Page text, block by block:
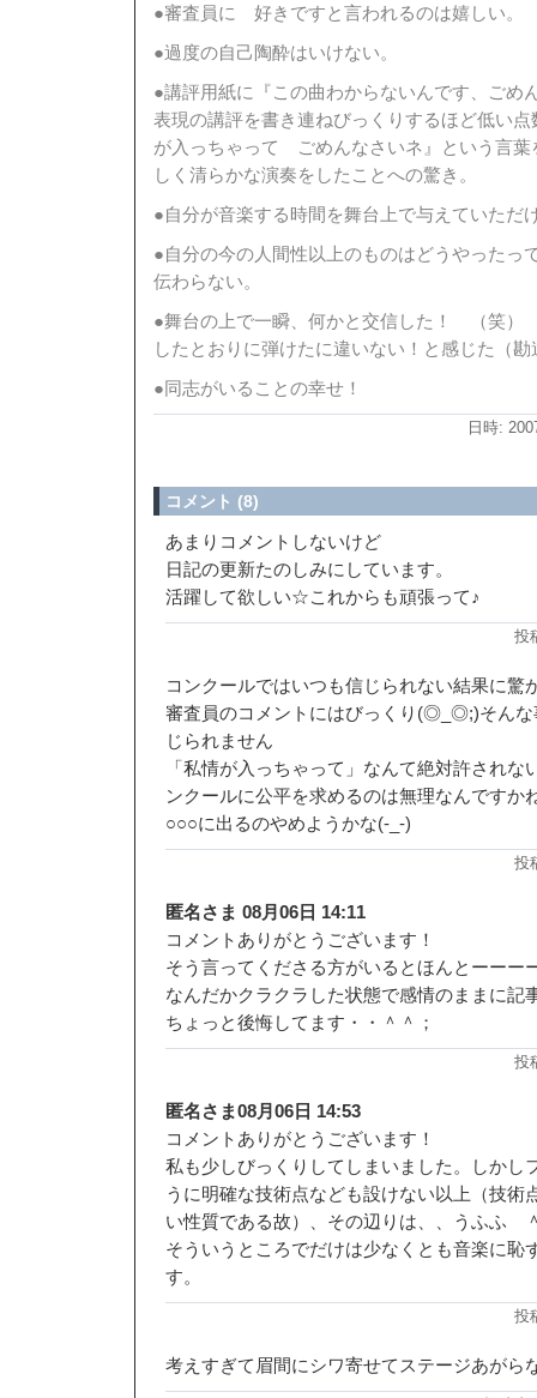
●審査員に 好きですと言われるのは嬉しい。
●過度の自己陶酔はいけない。
●講評用紙に『この曲わからないんです、ごめ
表現の講評を書き連ねびっくりするほど低い
が入っちゃって ごめんなさいネ』という言葉
しく清らかな演奏をしたことへの驚き。
●自分が音楽する時間を舞台上で与えていた
●自分の今の人間性以上のものはどうやったっ
伝わらない。
●舞台の上で一瞬、何かと交信した！ （笑）
したとおりに弾けたに違いない！と感じた（
●同志がいることの幸せ！
日時:
コメント (8)
あまりコメントしないけど
日記の更新たのしみにしています。
活躍して欲しい☆これからも頑張って♪
投
コンクールではいつも信じられない結果に驚
審査員のコメントにはびっくり(◎_◎;)そんな
じられません
「私情が入っちゃって」なんて絶対許され
ンクールに公平を求めるのは無理なんですか
○○○に出るのやめようかな(-_-)
投
匿名さま 08月06日 14:11
コメントありがとうございます！
そう言ってくださる方がいるとほんとーーー
なんだかクラクラした状態で感情のままに記
ちょっと後悔してます・・＾＾；
投
匿名さま08月06日 14:53
コメントありがとうございます！
私も少しびっくりしてしまいました。しかし
うに明確な技術点なども設けない以上（技術
い性質である故）、その辺りは、、うふふ
そういうところでだけは少なくとも音楽に恥
す。
投
考えすぎて眉間にシワ寄せてステージあがら